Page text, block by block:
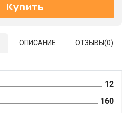
ОПИСАНИЕ ОТЗЫВЫ(0)
12
160